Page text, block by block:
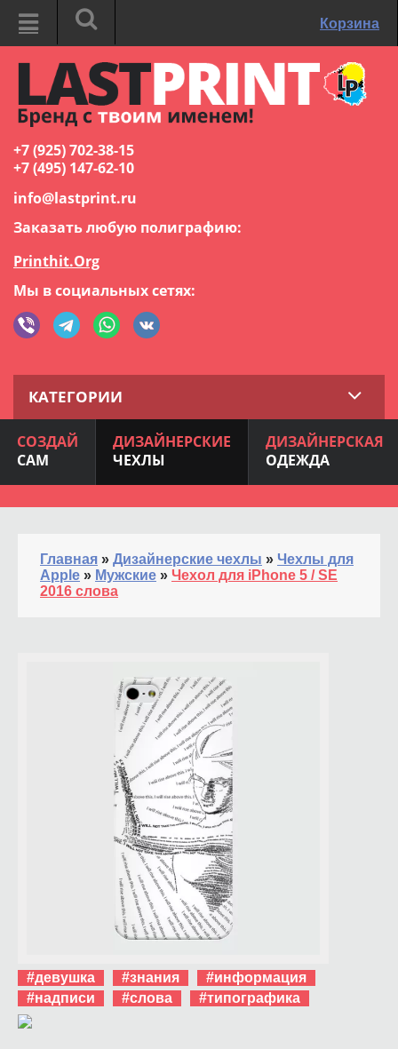
Корзина
+7 (925) 702-38-15
+7 (495) 147-62-10
info@lastprint.ru
Заказать любую полиграфию:
Printhit.Org
Мы в социальных сетях:
КАТЕГОРИИ
СОЗДАЙ
САМ
ДИЗАЙНЕРСКИЕ
ЧЕХЛЫ
ДИЗАЙНЕРСКАЯ
ОДЕЖДА
Главная » Дизайнерские чехлы » Чехлы для
Apple » Мужские » Чехол для iPhone 5 / SE
2016 слова
#девушка #знания
#информация
#надписи
#слова #типографика